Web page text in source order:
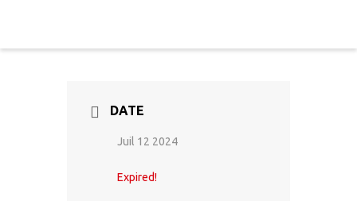
DATE
Juil 12 2024
Expired!